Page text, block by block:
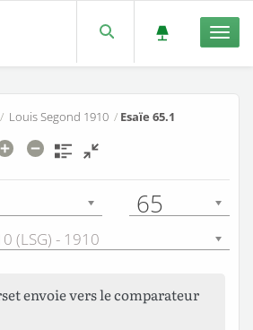
Louis Segond 1910/ Esaïe 65.1
65
(LSG) - 1910
envoie vers le comparateur